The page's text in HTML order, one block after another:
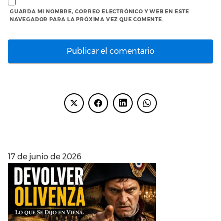
GUARDA MI NOMBRE, CORREO ELECTRÓNICO Y WEB EN ESTE
NAVEGADOR PARA LA PRÓXIMA VEZ QUE COMENTE.
17 de junio de 2026